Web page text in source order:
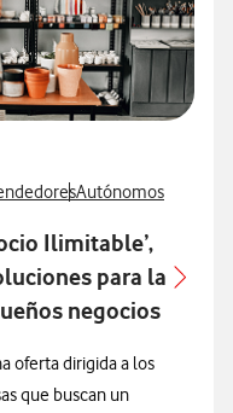
con
de prensa relacionados con
notas de prensaVer más notas de
Autónomos
Ilimitable’,
para la
negocios
oferta dirigida a los
que buscan un